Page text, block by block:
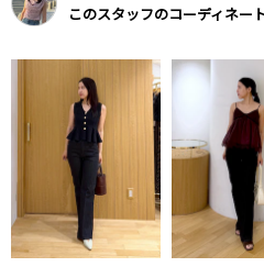
このスタッフのコーディネー